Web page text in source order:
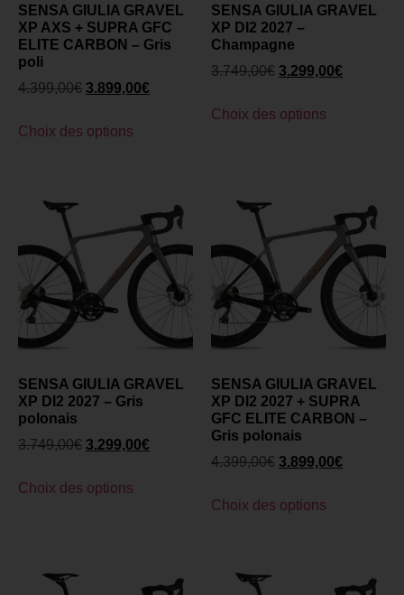
SENSA GIULIA GRAVEL
XP AXS + SUPRA GFC
ELITE CARBON – Gris
poli
4.399,00€ 3.899,00€
Choix des options
SENSA GIULIA GRAVEL
XP DI2 2027 –
Champagne
3.749,00€ 3.299,00€
Choix des options
SENSA GIULIA GRAVEL
XP DI2 2027 – Gris
polonais
3.749,00€ 3.299,00€
Choix des options
SENSA GIULIA GRAVEL
XP DI2 2027 + SUPRA
GFC ELITE CARBON –
Gris polonais
4.399,00€ 3.899,00€
Choix des options